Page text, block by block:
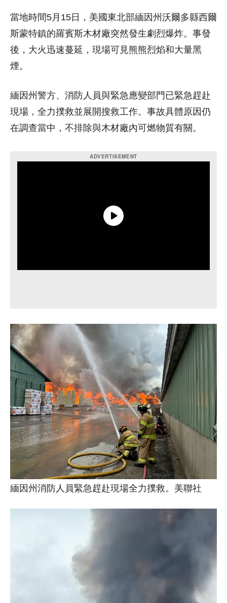
當地時間5月15日，美國東北部緬因州沃爾多縣西爾
斯蒙特鎮的羅賓斯木材廠突然發生劇烈爆炸。事發
後，大火迅速蔓延，現場可見熊熊烈焰和大量黑
煙。
緬因州警方、消防人員與緊急應變部門已緊急趕赴
現場，全力撲救並展開搜救工作。事故具體原因仍
在調查當中，不排除與木材廠內可燃物質有關。
緬因州消防人員緊急趕赴現場全力撲救。美聯社